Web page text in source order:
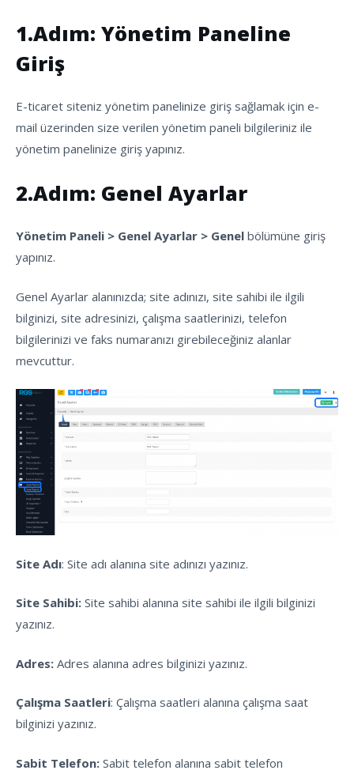
1.Adım: Yönetim Paneline
Giriş
E-ticaret siteniz yönetim panelinize giriş sağlamak için e-
mail üzerinden size verilen yönetim paneli bilgileriniz ile
yönetim panelinize giriş yapınız.
2.Adım: Genel Ayarlar
Yönetim Paneli > Genel Ayarlar > Genel bölümüne giriş
yapınız.
Genel Ayarlar alanınızda; site adınızı, site sahibi ile ilgili
bilginizi, site adresinizi, çalışma saatlerinizi, telefon
bilgilerinizi ve faks numaranızı girebileceğiniz alanlar
mevcuttur.
Site Adı: Site adı alanına site adınızı yazınız.
Site Sahibi: Site sahibi alanına site sahibi ile ilgili bilginizi
yazınız.
Adres: Adres alanına adres bilginizi yazınız.
Çalışma Saatleri: Çalışma saatleri alanına çalışma saat
bilginizi yazınız.
Sabit Telefon: Sabit telefon alanına sabit telefon